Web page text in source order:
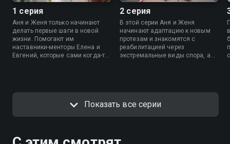
1 серия
Аня и Женя только начинают
делать первые шаги в новой
жизни. Помогают им
наставники-менторы Елена и
Евгений, которые сами когда-то
заново.
2 серия
В этой серии Аня и Женя
начинают адаптацию к новым
протезам и знакомятся с
реабилитацией через
экстремальные виды спора, а
Показать все серии